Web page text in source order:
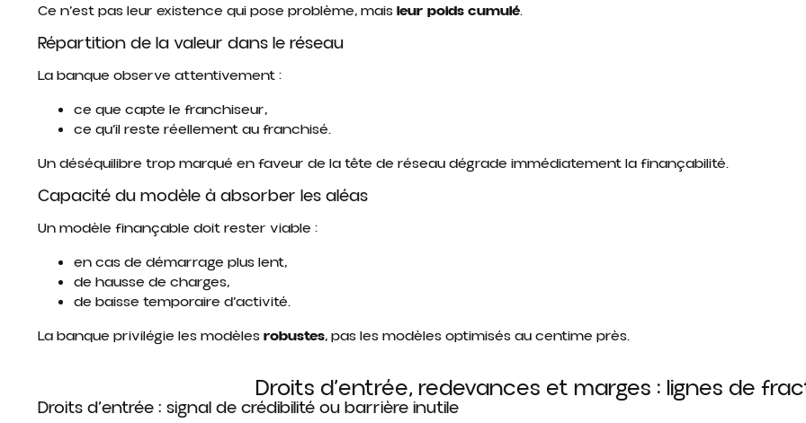
Ce n’est pas leur existence qui pose problème, maisleur poids cumulé.
Répartition de la valeur dans le réseau
La banque observe attentivement :
ce que capte le franchiseur,
ce qu’il reste réellement au franchisé.
Un déséquilibre trop marqué en faveur de la tête de réseau dégrade immédiatement la finançabilité.
Capacité du modèle à absorber les aléas
Un modèle finançable doit rester viable :
en cas de démarrage plus lent,
de hausse de charges,
de baisse temporaire d’activité.
La banque privilégie les modèlesrobustes, pas les modèles optimisés au centime près.
Droits d’entrée, redevances et marges : lignes de
Droits d’entrée : signal de crédibilité ou barrière inutile